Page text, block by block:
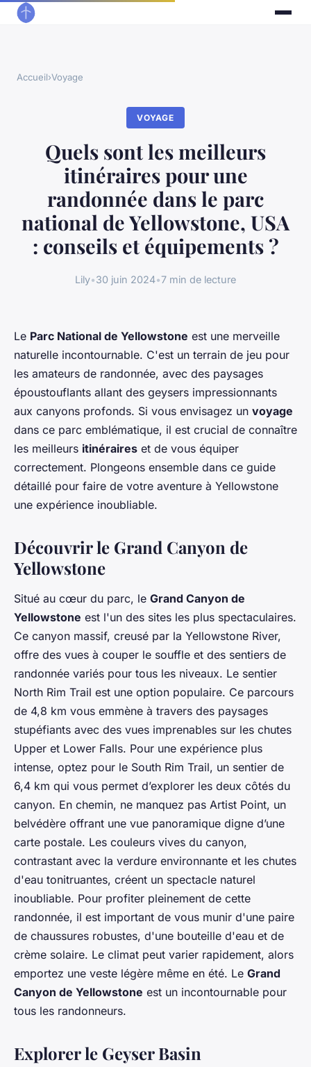
Accueil›Voyage
VOYAGE
Quels sont les meilleurs
itinéraires pour une
randonnée dans le parc
national de Yellowstone, USA
: conseils et équipements ?
Lily•30 juin 2024•7 min de lecture
Le Parc National de Yellowstone est une merveille
naturelle incontournable. C'est un terrain de jeu pour
les amateurs de randonnée, avec des paysages
époustouflants allant des geysers impressionnants
aux canyons profonds. Si vous envisagez un voyage
dans ce parc emblématique, il est crucial de connaître
les meilleurs itinéraires et de vous équiper
correctement. Plongeons ensemble dans ce guide
détaillé pour faire de votre aventure à Yellowstone
une expérience inoubliable.
Découvrir le Grand Canyon de
Yellowstone
Situé au cœur du parc, le Grand Canyon de
Yellowstone est l'un des sites les plus spectaculaires.
Ce canyon massif, creusé par la Yellowstone River,
offre des vues à couper le souffle et des sentiers de
randonnée variés pour tous les niveaux. Le sentier
North Rim Trail est une option populaire. Ce parcours
de 4,8 km vous emmène à travers des paysages
stupéfiants avec des vues imprenables sur les chutes
Upper et Lower Falls. Pour une expérience plus
intense, optez pour le South Rim Trail, un sentier de
6,4 km qui vous permet d’explorer les deux côtés du
canyon. En chemin, ne manquez pas Artist Point, un
belvédère offrant une vue panoramique digne d’une
carte postale. Les couleurs vives du canyon,
contrastant avec la verdure environnante et les chutes
d'eau tonitruantes, créent un spectacle naturel
inoubliable. Pour profiter pleinement de cette
randonnée, il est important de vous munir d'une paire
de chaussures robustes, d'une bouteille d'eau et de
crème solaire. Le climat peut varier rapidement, alors
emportez une veste légère même en été. Le Grand
Canyon de Yellowstone est un incontournable pour
tous les randonneurs.
Explorer le Geyser Basin